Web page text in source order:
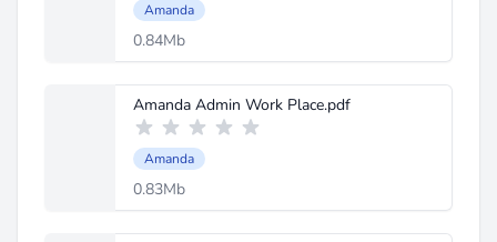
Amanda
0.84Mb
Amanda Admin Work Place.pdf
Amanda
0.83Mb